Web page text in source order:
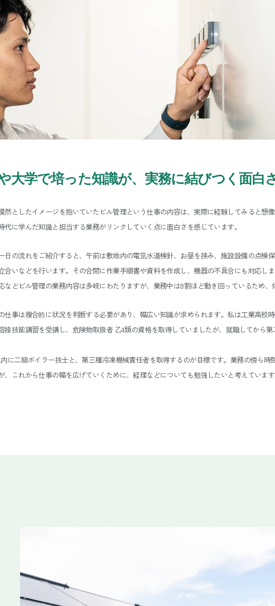
大学で培った知識が、 実務に結びつく面白
然としたイメージを抱いていたビル管理という仕事の内容は、実際に経験してみると想
代に学んだ知識と担当する業務がリンクしていく点に面白さを感じています。
日の流れをご紹介すると、午前は敷地内の電気水道検針、お昼を挟み、施設設備の点検
合いなどを行います。その合間に作業手順書や資料を作成し、機器の不具合にも対応し
などビル管理の業務内容は多岐にわたりますが、業務中は8割ほど動き回っているため、
仕事は複合的に状況を判断する必要があり、幅広い知識が求められます。私は工業高校
接技能講習を受講し、危険物取扱者 乙4類の資格を取得していましたが、就職してから
に二級ボイラー技士と、第三種冷凍機械責任者を取得するのが目標です。業務の傍ら時
、これから仕事の幅を広げていくために、経理などについても勉強したいと考えています